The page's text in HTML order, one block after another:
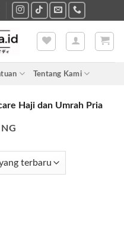
Tentang Kami
Haji dan Umrah Pria